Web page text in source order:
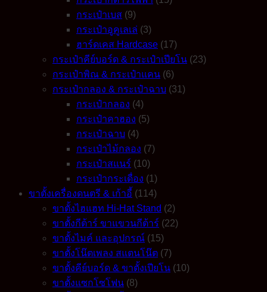
กระเป๋าเบส (9)
กระเป๋าอูคูเลเล่ (3)
ฮาร์ดเคส Hardcase (17)
กระเป๋าคีย์บอร์ด & กระเป๋าเปียโน (23)
กระเป๋าพิณ & กระเป๋าแคน (6)
กระเป๋ากลอง & กระเป๋าฉาบ (31)
กระเป๋ากลอง (4)
กระเป๋าคาฮอง (5)
กระเป๋าฉาบ (4)
กระเป๋าไม้กลอง (7)
กระเป๋าสแนร์ (10)
กระเป๋ากระเดื่อง (1)
ขาตั้งเครื่องดนตรี & เก้าอี้ (114)
ขาตั้งไฮแฮท Hi-Hat Stand (2)
ขาตั้งกีต้าร์ ขาแขวนกีต้าร์ (22)
ขาตั้งไมค์ และอุปกรณ์ (15)
ขาตั้งโน๊ตเพลง สแตนโน๊ต (7)
ขาตั้งคีย์บอร์ด & ขาตั้งเปียโน (10)
ขาตั้งแซกโซโฟน (8)